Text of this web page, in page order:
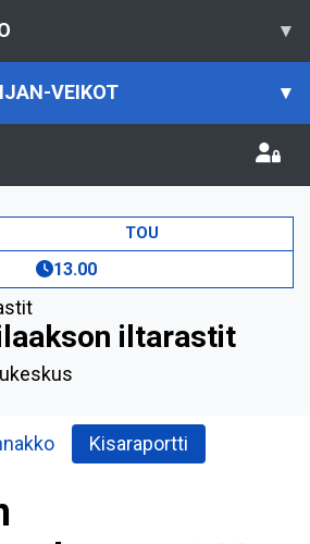
▾
VEIKOT ▾
TOU
13.00
iltarastit
Kisaraportti